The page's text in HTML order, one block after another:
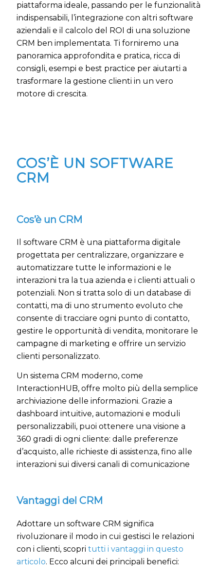
piattaforma ideale, passando per le funzionalità
indispensabili, l’integrazione con altri software
aziendali e il calcolo del ROI di una soluzione
CRM ben implementata. Ti forniremo una
panoramica approfondita e pratica, ricca di
consigli, esempi e best practice per aiutarti a
trasformare la gestione clienti in un vero
motore di crescita.
COS’È UN SOFTWARE
CRM
Cos’è un CRM
Il software CRM è una piattaforma digitale
progettata per centralizzare, organizzare e
automatizzare tutte le informazioni e le
interazioni tra la tua azienda e i clienti attuali o
potenziali. Non si tratta solo di un database di
contatti, ma di uno strumento evoluto che
consente di tracciare ogni punto di contatto,
gestire le opportunità di vendita, monitorare le
campagne di marketing e offrire un servizio
clienti personalizzato.
Un sistema CRM moderno, come
InteractionHUB, offre molto più della semplice
archiviazione delle informazioni. Grazie a
dashboard intuitive, automazioni e moduli
personalizzabili, puoi ottenere una visione a
360 gradi di ogni cliente: dalle preferenze
d’acquisto, alle richieste di assistenza, fino alle
interazioni sui diversi canali di comunicazione
Vantaggi del CRM
Adottare un software CRM significa
rivoluzionare il modo in cui gestisci le relazioni
con i clienti, scopri tutti i vantaggi in questo
articolo. Ecco alcuni dei principali benefici: